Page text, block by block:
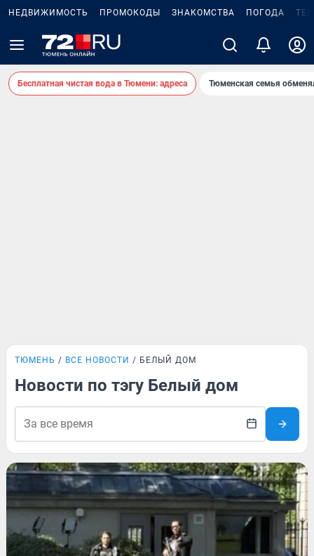
НЕДВИЖИМОСТЬ ПРОМОКОДЫ ЗНАКОМСТВА ПОГОДА
Бесплатная чистая вода в Тюмени: адреса Тюменская семья
ТЮМЕНЬ ВСЕ НОВОСТИ БЕЛЫЙ ДОМ
Новости по тэгу Белый дом